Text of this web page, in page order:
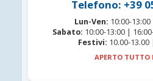
Telefono: +39
Lun-Ven: 10:00-
Sabato: 10:00-13:00 |
Festivi: 10.00-13.00
APERTO TUTTO